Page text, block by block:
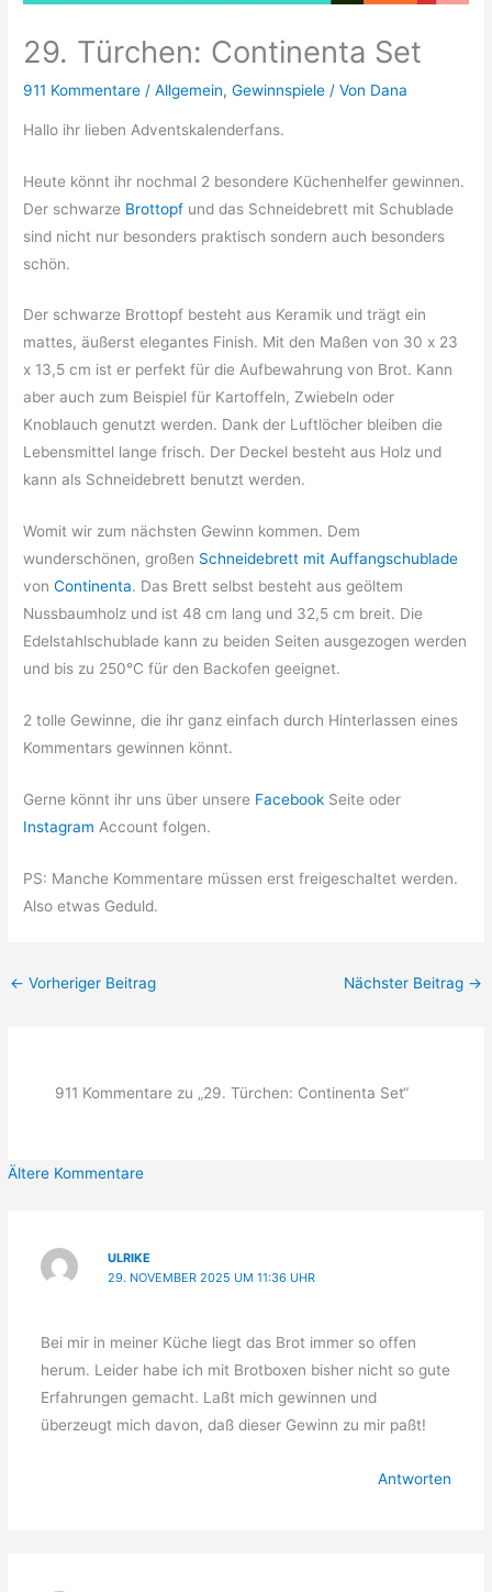
29. Türchen: Continenta Set
911 Kommentare /Allgemein,Gewinnspiele / Von Dana
Hallo ihr lieben Adventskalenderfans.
Heute könnt ihr nochmal 2 besondere Küchenhelfer gewinnen.
Der schwarze Brottopf und das Schneidebrett mit Schublade
sind nicht nur besonders praktisch sondern auch besonders
schön.
Der schwarze Brottopf besteht aus Keramik und trägt ein
mattes, äußerst elegantes Finish. Mit den Maßen von 30 x 23
x 13,5 cm ist er perfekt für die Aufbewahrung von Brot. Kann
aber auch zum Beispiel für Kartoffeln, Zwiebeln oder
Knoblauch genutzt werden. Dank der Luftlöcher bleiben die
Lebensmittel lange frisch. Der Deckel besteht aus Holz und
kann als Schneidebrett benutzt werden.
Womit wir zum nächsten Gewinn kommen. Dem
wunderschönen, großen Schneidebrett mit Auffangschublade
vonContinenta. Das Brett selbst besteht aus geöltem
Nussbaumholz und ist 48 cm lang und 32,5 cm breit. Die
Edelstahlschublade kann zu beiden Seiten ausgezogen werden
und bis zu 250°C für den Backofen geeignet.
2 tolle Gewinne, die ihr ganz einfach durch Hinterlassen eines
Kommentars gewinnen könnt.
Gerne könnt ihr uns über unsere Facebook Seite oder
Instagram Account folgen.
PS: Manche Kommentare müssen erst freigeschaltet werden.
Also etwas Geduld.
← Vorheriger Beitrag Nächster Beitrag →
911 Kommentare zu „29. Türchen: Continenta Set“
Neuere
Ältere Kommentare
ULRIKE
29. NOVEMBER 2025 UM 11:36 UHR
Bei mir in meiner Küche liegt das Brot immer so offen
herum. Leider habe ich mit Brotboxen bisher nicht so gute
Erfahrungen gemacht. Laßt mich gewinnen und
überzeugt mich davon, daß dieser Gewinn zu mir paßt!
Antworten